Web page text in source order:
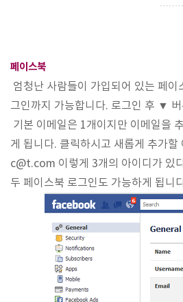
페이스북
엄청난 사람들이 가입되어 있는 페
그인까지 가능합니다. 로그인 후 ▼
기본 이메일은 1개이지만 이메일을
게 됩니다. 클릭하시고 새롭게 추가
c@t.com 이렇게 3개의 아이디가 있
두 페이스북 로그인도 가능하게 됩니